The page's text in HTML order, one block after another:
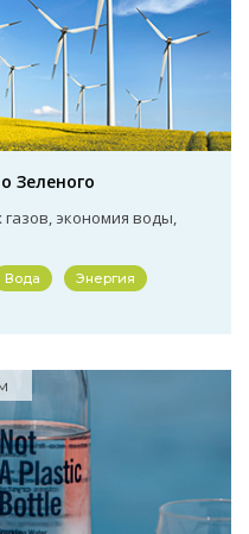
Зеленого
экономия воды,
Вода Энергия